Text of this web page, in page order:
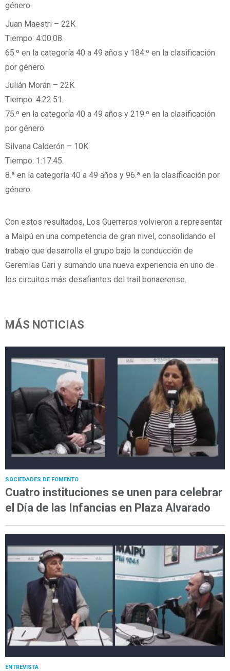
género.
Juan Maestri – 22K
Tiempo: 4:00:08.
65.º en la categoría 40 a 49 años y 184.º en la clasificación
por género.
Julián Morán – 22K
Tiempo: 4:22:51.
75.º en la categoría 40 a 49 años y 219.º en la clasificación
por género.
Silvana Calderón – 10K
Tiempo: 1:17:45.
8.ª en la categoría 40 a 49 años y 96.ª en la clasificación por
género.
Con estos resultados, Los Guerreros volvieron a representar
a Maipú en una competencia de gran nivel, consolidando el
trabajo que desarrolla el grupo bajo la conducción de
Geremías Gari y sumando una nueva experiencia en uno de
los circuitos más desafiantes del trail bonaerense.
MÁS NOTICIAS
SOCIEDADES DE FOMENTO
Cuatro instituciones se unen para celebrar
el Día de las Infancias en Plaza Alvarado
ENTREVISTA